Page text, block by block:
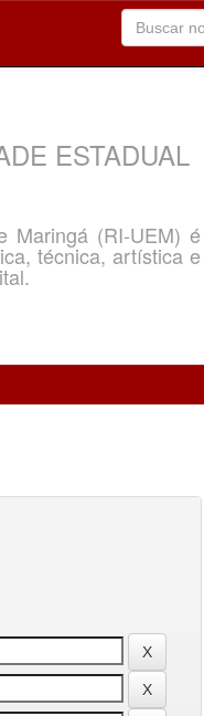
ESTADUAL
Maringá (RI-UEM) é
técnica, artística e